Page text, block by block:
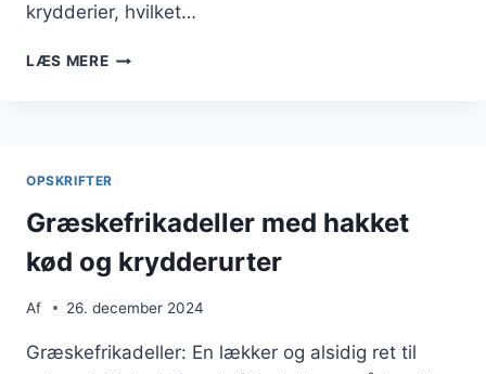
krydderier, hvilket…
LÆS MEREGRÆSKEFRIKADELLER
POPULÆRE
OPSKRIFTER
Græskefrikadeller med hakket
kød og krydderurter
Af 26. december 2024
Græskefrikadeller: En lækker og alsidig ret til